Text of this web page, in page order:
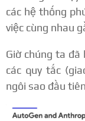
các hệ thống
việc cùng nhau
Giờ chúng ta
các quy tắc
ngôi sao đầu